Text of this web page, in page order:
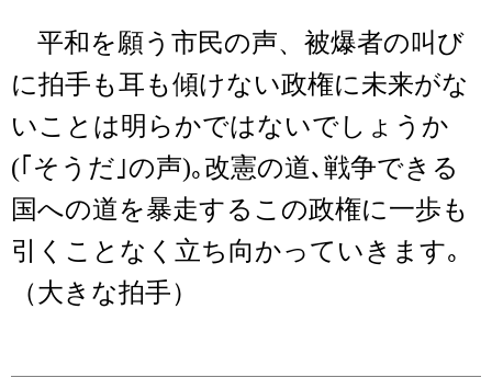
平和を願う市民の声、被爆者の叫び
に拍手も耳も傾けない政権に未来がな
いことは明らかではないでしょうか
(｢そうだ｣の声)｡改憲の道､戦争できる
国への道を暴走するこの政権に一歩も
引くことなく立ち向かっていきます｡
（大きな拍手）